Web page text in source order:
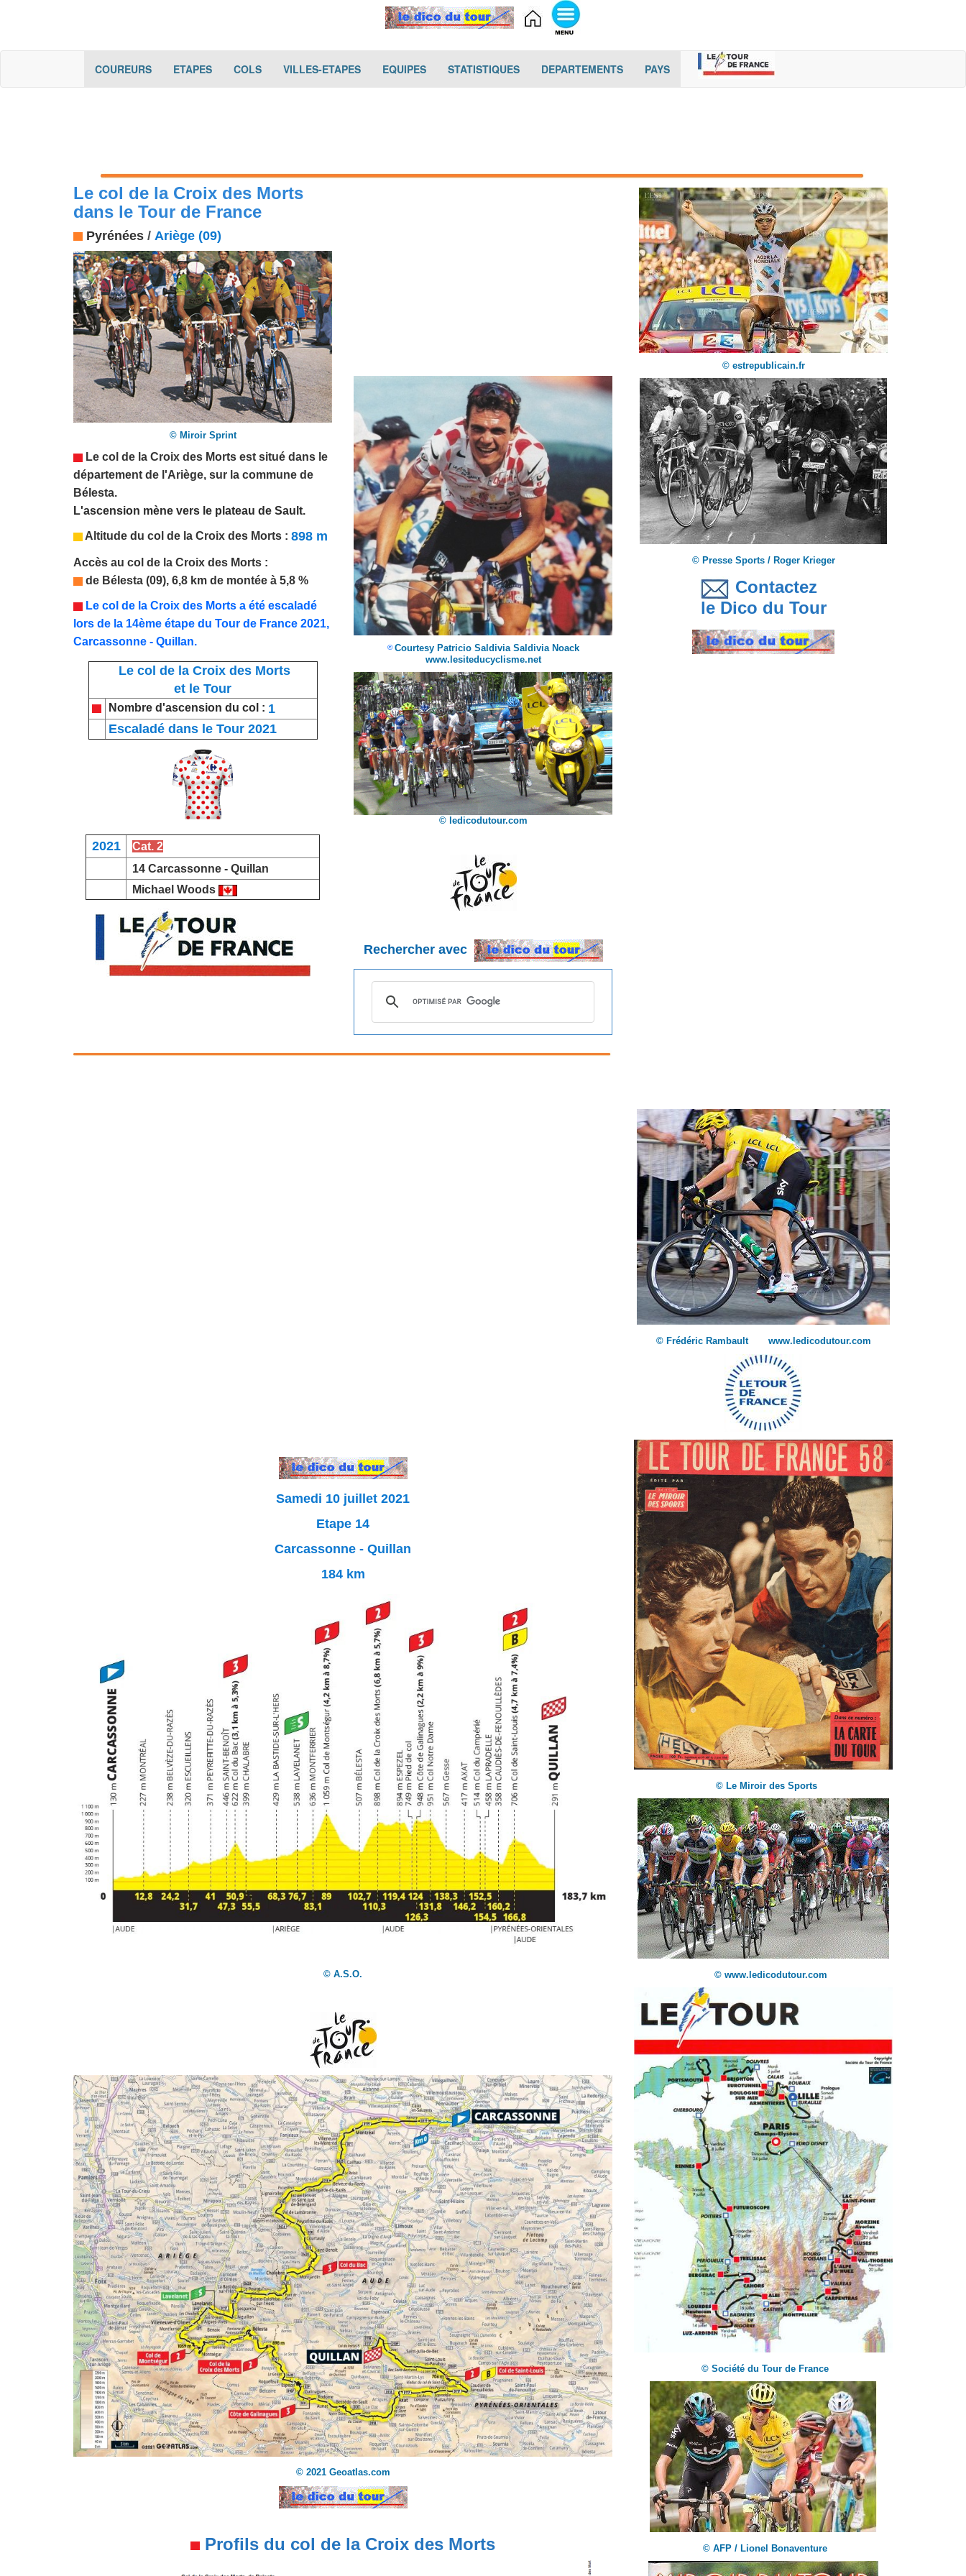
COUREURS(current)ETAPES(current)
COLS(current)VILLES-ETAPES(current)EQUIPES(current)STATISTIQUES(current)DEPARTEMENTS(current)
PAYS(cur
Le col de la Croix des Morts
dans le Tour de France
Pyrénées / Ariège (09)
© Miroir Sprint
Le col de la Croix des Morts est situé dans le
département de l'Ariège, sur la commune de
Bélesta.
L'ascension mène vers le plateau de Sault.
Altitude du col de la Croix des Morts : 898 m
Accès au col de la Croix des Morts :
de Bélesta (09), 6,8 km de montée à 5,8 %
Le col de la Croix des Morts a été escaladé
lors de la 14ème étape du Tour de France 2021,
Carcassonne - Quillan.
Le col de la Croix des Morts
et le Tour
Nombre d'ascension du col : 1
Escaladé dans le Tour 2021
2021
Cat. 2
14 Carcassonne - Quillan
Michael Woods
© Courtesy Patricio Saldivia Saldivia Noack
www.lesiteducyclisme.net
© ledicodutour.com
Rechercher avec
Samedi 10 juillet 2021
Etape 14
Carcassonne - Quillan
184 km
© A.S.O.
© 2021 Geoatlas.com
Profils du col de la Croix des Morts
© estrepublicain.fr
© Presse Sports / Roger Krieger
Contactez
le Dico du Tour
© Frédéric Rambault www.ledicodutour.com
© Le Miroir des Sports
© www.ledicodutour.com
© Société du Tour de France
© AFP / Lionel Bonaventure